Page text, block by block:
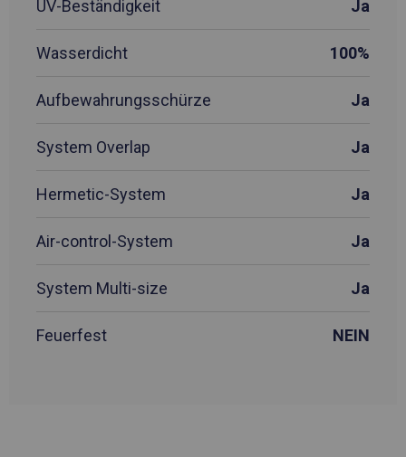
UV-Beständigkeit Ja
Wasserdicht 100%
Aufbewahrungsschürze Ja
System Overlap Ja
Hermetic-System Ja
Air-control-System Ja
System Multi-size Ja
Feuerfest NEIN